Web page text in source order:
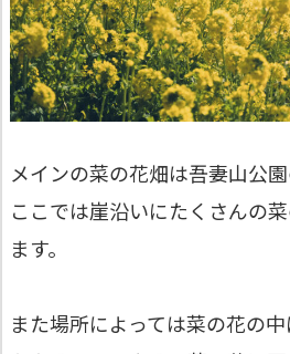
メインの菜の花畑は吾妻山公園
ここでは崖沿いにたくさんの
ます。
また場所によっては菜の花の